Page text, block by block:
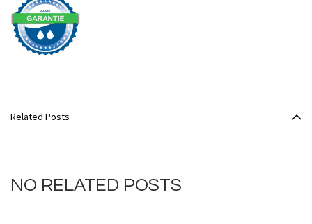
Related Posts
NO RELATED POSTS